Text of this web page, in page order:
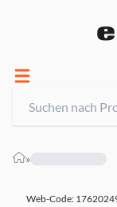
»
Web-Code: